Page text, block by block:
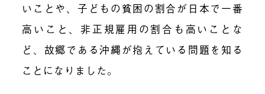
いことや、子どもの貧困の割合が日本で一番
高いこと、非正規雇用の割合も高いことな
ど、故郷である沖縄が抱えている問題を知る
ことになりました。